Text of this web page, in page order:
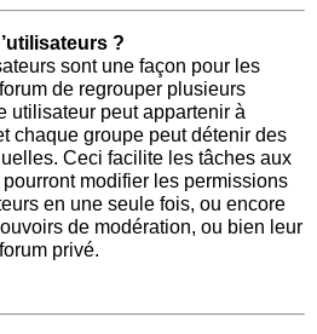
?
sont une façon pour les
de regrouper plusieurs
utilisateur peut appartenir à
chaque groupe peut détenir des
Ceci facilite les tâches aux
modifier les permissions
en une seule fois, ou encore
de modération, ou bien leur
privé.